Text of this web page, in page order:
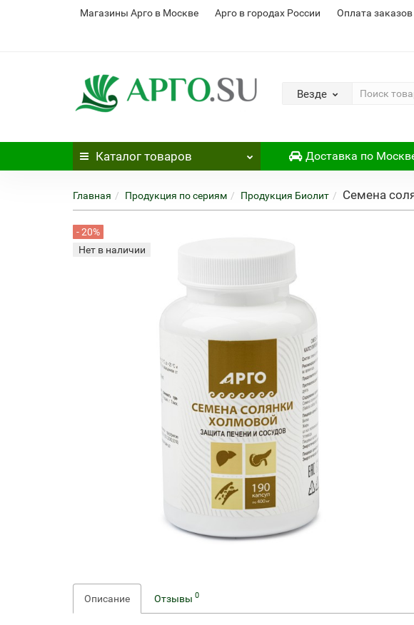
Магазины Арго в Москве Арго в городах России Оплата заказов
Везде
Каталог товаров Доставка по
Главная Продукция по сериям Продукция Биолит Семена
- 20%
Нет в наличии
Описание Отзывы 0